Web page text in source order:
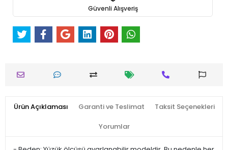
Güvenli Alışveriş
Ürün Açıklaması Garanti ve Teslimat Taksit Seçenekleri
Yorumlar